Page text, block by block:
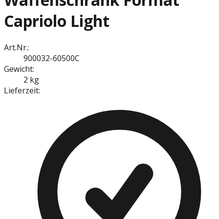
Capriolo Light
Art.Nr.:
900032-60500C
Gewicht:
2 kg
Lieferzeit: